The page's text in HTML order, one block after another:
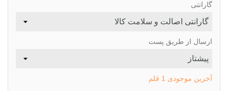
گارانتی
ارسال از طریق پست
آخرین موجودی 1 قلم